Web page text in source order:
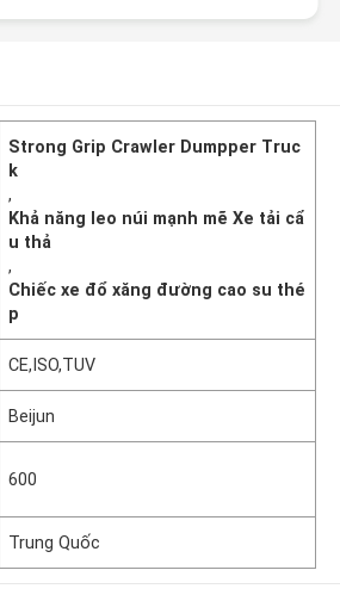
Strong Grip Crawler Dumpper Truc
k
,
Khả năng leo núi mạnh mẽ Xe tải cẩ
u thả
,
Chiếc xe đổ xăng đường cao su thé
p
CE,ISO,TUV
Beijun
600
Trung Quốc